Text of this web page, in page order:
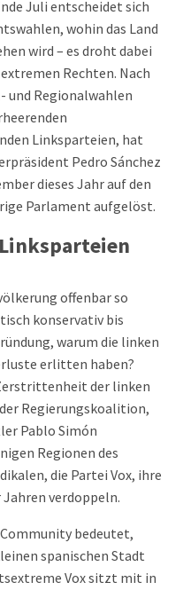
Juli entscheidet sich
wohin das Land
wird – es droht dabei
Rechten. Nach
und Regionalwahlen
Linksparteien, hat
Pedro Sánchez
dieses Jahr auf den
Parlament aufgelöst.
offenbar so
konservativ bis
warum die linken
erlitten haben?
der linken
Regierungskoalition,
Pablo Simón
Regionen des
die Partei Vox, ihre
verdoppeln.
bedeutet,
spanischen Stadt
Vox sitzt mit in